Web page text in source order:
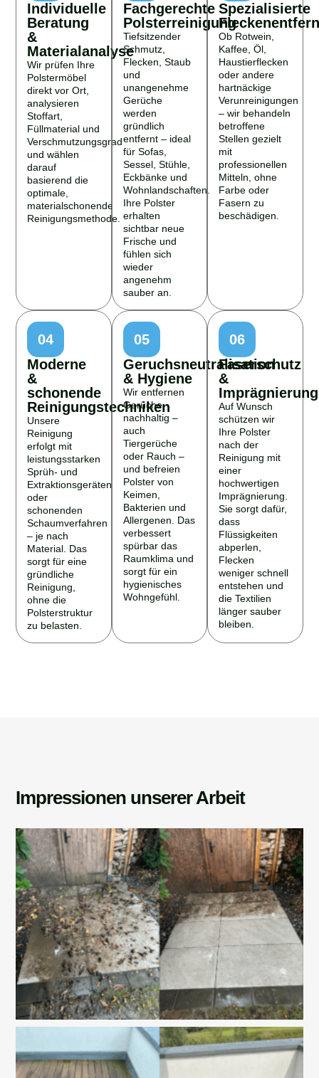
Individuelle
Beratung
&
Materialanalyse
Wir prüfen Ihre
Polstermöbel
direkt vor Ort,
analysieren
Stoffart,
Füllmaterial und
Verschmutzungsgrad
und wählen
darauf
basierend die
optimale,
materialschonende
Reinigungsmethode.
Fachgerechte
Polsterreinigung
Tiefsitzender
Schmutz,
Flecken, Staub
und
unangenehme
Gerüche
werden
gründlich
entfernt – ideal
für Sofas,
Sessel, Stühle,
Eckbänke und
Wohnlandschaften.
Ihre Polster
erhalten
sichtbar neue
Frische und
fühlen sich
wieder
angenehm
sauber an.
Spezialisierte
Ob Rotwein,
Kaffee, Öl,
Haustierflecken
oder andere
hartnäckige
Verunreinigungen
– wir behandeln
betroffene
Stellen gezielt
mit
professionellen
Mitteln, ohne
Farbe oder
Fasern zu
beschädigen.
04
Moderne
&
schonende
Reinigungstechniken
Unsere
Reinigung
erfolgt mit
leistungsstarken
Sprüh- und
Extraktionsgeräten
oder
schonenden
Schaumverfahren
– je nach
Material. Das
sorgt für eine
gründliche
Reinigung,
ohne die
Polsterstruktur
zu belasten.
05
Geruchsneutralisation
& Hygiene
Wir entfernen
Gerüche
nachhaltig –
auch
Tiergerüche
oder Rauch –
und befreien
Polster von
Keimen,
Bakterien und
Allergenen. Das
verbessert
spürbar das
Raumklima und
sorgt für ein
hygienisches
Wohngefühl.
06
Faserschutz
&
Imprägnierung
Auf Wunsch
schützen wir
Ihre Polster
nach der
Reinigung mit
einer
hochwertigen
Imprägnierung.
Sie sorgt dafür,
dass
Flüssigkeiten
abperlen,
Flecken
weniger schnell
entstehen und
die Textilien
länger sauber
bleiben.
Impressionen unserer Arbeit